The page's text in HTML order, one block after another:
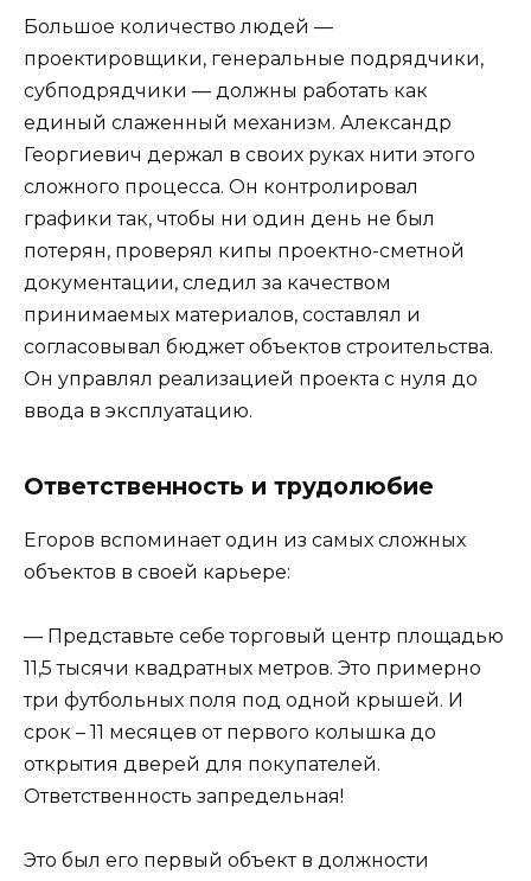
Большое количество людей —
проектировщики, генеральные подрядчики,
субподрядчики — должны работать как
единый слаженный механизм. Александр
Георгиевич держал в своих руках нити этого
сложного процесса. Он контролировал
графики так, чтобы ни один день не был
потерян, проверял кипы проектно-сметной
документации, следил за качеством
принимаемых материалов, составлял и
согласовывал бюджет объектов строительства.
Он управлял реализацией проекта с нуля до
ввода в эксплуатацию.
Ответственность и трудолюбие
Егоров вспоминает один из самых сложных
объектов в своей карьере:
— Представьте себе торговый центр площадью
11,5 тысячи квадратных метров. Это примерно
три футбольных поля под одной крышей. И
срок – 11 месяцев от первого колышка до
открытия дверей для покупателей.
Ответственность запредельная!
Это был его первый объект в должности